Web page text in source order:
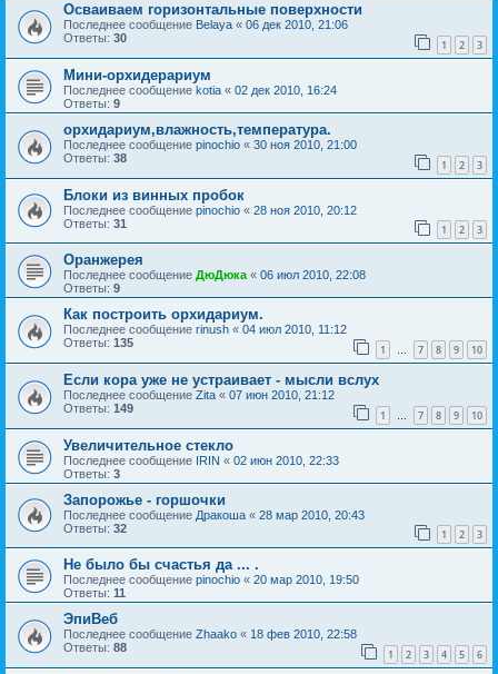
Осваиваем горизонтальные поверхности
Последнее сообщение Belaya « 06 дек 2010, 21:06
Ответы: 30 1 2 3
Мини-орхидерариум
Последнее сообщение kotia « 02 дек 2010, 16:24
Ответы: 9
орхидариум,влажность,температура.
Последнее сообщение pinochio « 30 ноя 2010, 21:00
Ответы: 38 1 2 3
Блоки из винных пробок
Последнее сообщение pinochio « 28 ноя 2010, 20:12
Ответы: 31 1 2 3
Оранжерея
Последнее сообщение ДюДюка « 06 июл 2010, 22:08
Ответы: 9
Как построить орхидариум.
Последнее сообщение rinush « 04 июл 2010, 11:12
Ответы: 135 1 … 7 8 9 10
Если кора уже не устраивает - мысли вслух
Последнее сообщение Zita « 07 июн 2010, 21:12
Ответы: 149 1 … 7 8 9 10
Увеличительное стекло
Последнее сообщение IRIN « 02 июн 2010, 22:33
Ответы: 3
Запорожье - горшочки
Последнее сообщение Дракоша « 28 мар 2010, 20:43
Ответы: 32 1 2 3
Не было бы счастья да ... .
Последнее сообщение pinochio « 20 мар 2010, 19:50
Ответы: 11
ЭпиВеб
Последнее сообщение Zhaako « 18 фев 2010, 22:58
Ответы: 88 1 2 3 4 5 6